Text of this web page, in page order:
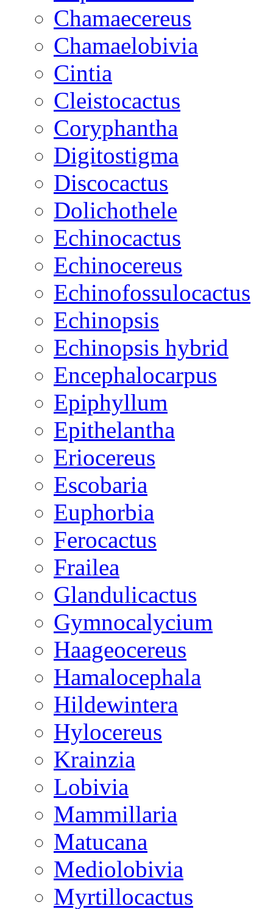
Chamaecereus
Chamaelobivia
Cintia
Cleistocactus
Coryphantha
Digitostigma
Discocactus
Dolichothele
Echinocactus
Echinocereus
Echinofossulocactus
Echinopsis
Echinopsis hybrid
Encephalocarpus
Epiphyllum
Epithelantha
Eriocereus
Escobaria
Euphorbia
Ferocactus
Frailea
Glandulicactus
Gymnocalycium
Haageocereus
Hamalocephala
Hildewintera
Hylocereus
Krainzia
Lobivia
Mammillaria
Matucana
Mediolobivia
Myrtillocactus